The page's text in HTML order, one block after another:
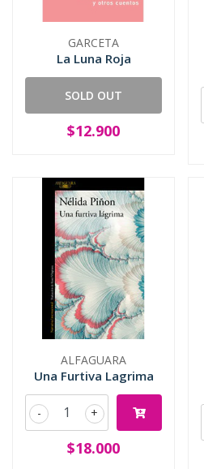
GARCETA
La Luna Roja
SOLD OUT
$12.900
ALFAGUARA
Una Furtiva Lagrima
+
-
$18.000